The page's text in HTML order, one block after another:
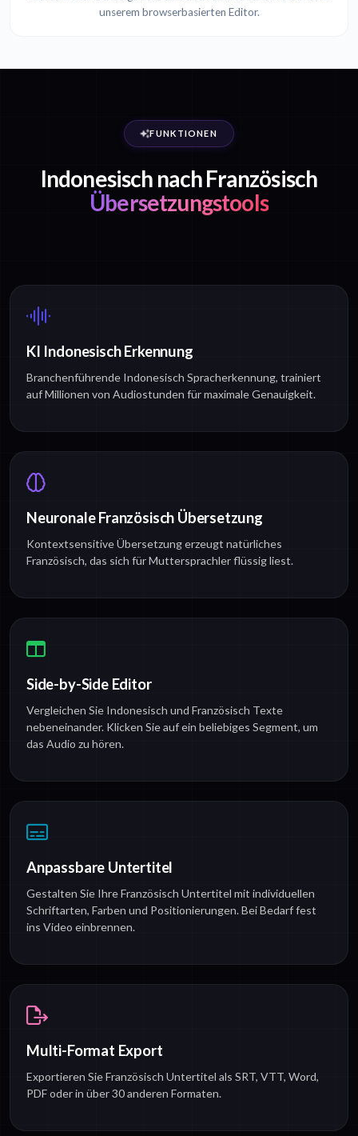
unserem browserbasierten Editor.
FUNKTIONEN
Indonesisch nach Französisch
Übersetzungstools
KI Indonesisch Erkennung
Branchenführende Indonesisch Spracherkennung, trainiert
auf Millionen von Audiostunden für maximale Genauigkeit.
Neuronale Französisch Übersetzung
Kontextsensitive Übersetzung erzeugt natürliches
Französisch, das sich für Muttersprachler flüssig liest.
Side-by-Side Editor
Vergleichen Sie Indonesisch und Französisch Texte
nebeneinander. Klicken Sie auf ein beliebiges Segment, um
das Audio zu hören.
Anpassbare Untertitel
Gestalten Sie Ihre Französisch Untertitel mit individuellen
Schriftarten, Farben und Positionierungen. Bei Bedarf fest
ins Video einbrennen.
Multi-Format Export
Exportieren Sie Französisch Untertitel als SRT, VTT, Word,
PDF oder in über 30 anderen Formaten.